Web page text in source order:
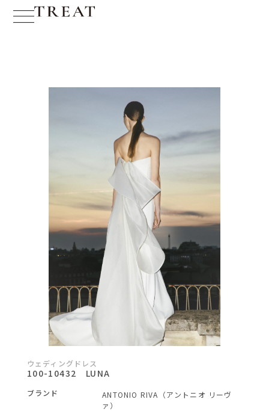
ウェディングドレス
100-10432 LUNA
ブランド
ANTONIO RIVA（アントニオ リーヴ
ァ）